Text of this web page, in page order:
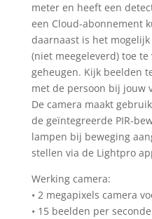
meter en heeft een
een Cloud-abonnement
daarnaast is het
(niet meegeleverd) toe te
geheugen. Kijk beelden
met de persoon bij jouw
De camera maakt
de geïntegreerde PIR-
lampen bij beweging
stellen via de Lightpro
Werking camera:
• 2 megapixels camera
• 15 beelden per seconde